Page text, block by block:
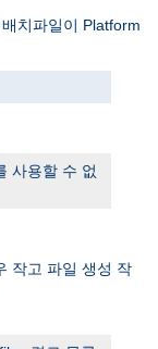
배치파일이 Platform
사용할 수 없
작고 파일 생성 작